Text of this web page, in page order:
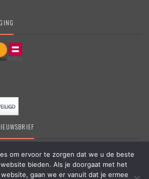
VELUX dealer – Grootste online VELUX
om ervoor te zorgen dat we u de beste
bieden. Als je doorgaat met het
gaan we er vanuit dat je ermee